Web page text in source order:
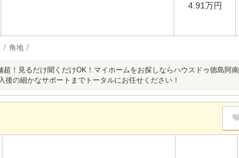
4.91万円
角地
超！見るだけ聞くだけOK！マイホームをお探しならハウスドゥ徳島阿
後の細かなサポートまでトータルにお任せください！